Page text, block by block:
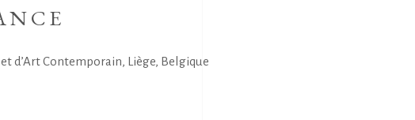
d’Art Contemporain, Liège, Belgique